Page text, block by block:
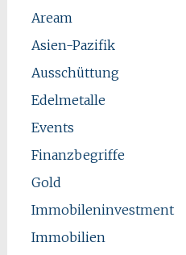
Aream
Asien-Pazifik
Ausschüttung
Edelmetalle
Events
Finanzbegriffe
Gold
Immobileninvestment
Immobilien